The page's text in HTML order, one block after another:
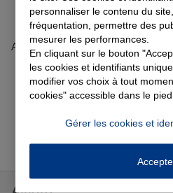
Garantie des accidents de
Assurance scolaire
Protection juridique
Tous nos guides et
Accueil Trouver une agence
Saint-Fromond
AIREL Avis
Suivez-nous Aller sur
personnaliser le contenu du
fréquentation, permettre des
mesurer les performances.
En cliquant sur le bouton
les cookies et identifiants
modifier vos choix à tout
cookies" accessible dans le
Gérer les cookies et